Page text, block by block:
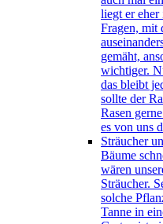
liegt er eher
Fragen, mit
gemäht,
wichtiger.
das bleibt
sollte der
Rasen
es von uns
Sträucher
Bäume
wären
Sträucher.
solche
Tanne in